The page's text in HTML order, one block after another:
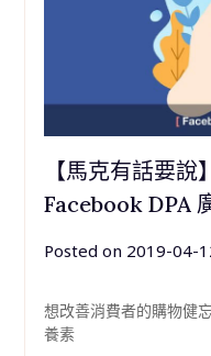
【馬克有話要說
Facebook DPA
Posted on 2019-04-
想改善消費者的購物健
養素